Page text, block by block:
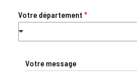
Votre département *
Votre message